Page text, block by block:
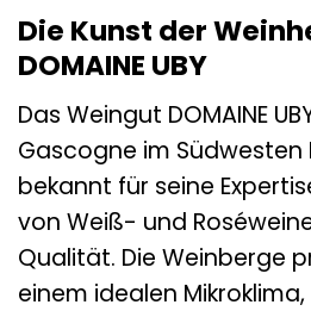
Die Kunst der
DOMAINE UBY
Das Weingut DOMAINE
Gascogne im Südwesten
bekannt für seine
von Weiß- und
Qualität. Die Weinberge
einem idealen